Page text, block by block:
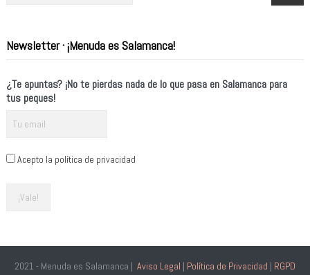
Newsletter · ¡Menuda es Salamanca!
¿Te apuntas? ¡No te pierdas nada de lo que pasa en Salamanca para
tus peques!
Acepto la política de privacidad
2021 - Menuda es Salamanca | Aviso Legal | Política de Privacidad | RGPD